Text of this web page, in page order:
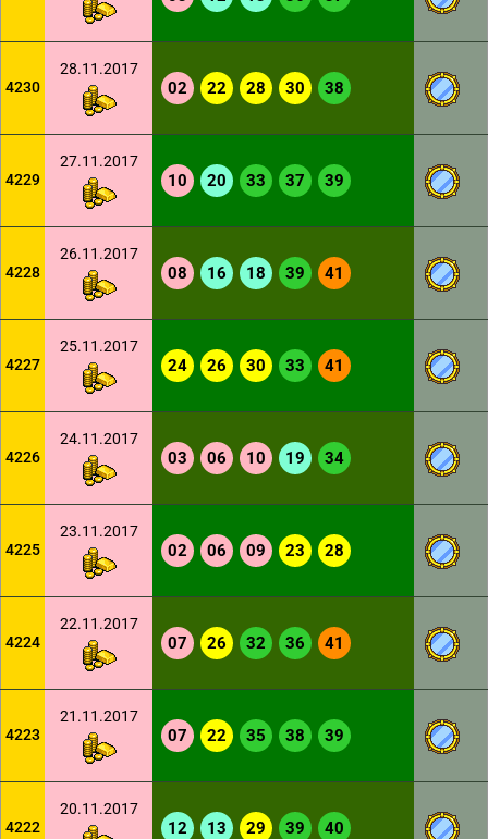
4230
28.11.2017
02 22 28 30 38
4229
27.11.2017
10 20 33 37 39
4228
26.11.2017
08 16 18 39 41
4227
25.11.2017
24 26 30 33 41
4226
24.11.2017
03 06 10 19 34
4225
23.11.2017
02 06 09 23 28
4224
22.11.2017
07 26 32 36 41
4223
21.11.2017
07 22 35 38 39
4222
20.11.2017
12 13 29 39 40